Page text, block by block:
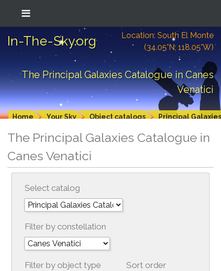
In-The-Sky.org
Location: South El Monte
(34.05°N; 118.05°W)
The Principal Galaxies Catalogue in Canes
Venatici
Home Your Sky Object catalogs Principal
The Principal Galaxies Catalogue in
Canes Venatici
Select catalog
Filter by constellation
Filter by object type Sort order